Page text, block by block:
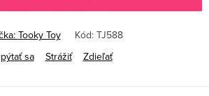
Tooky Toy Kód: TJ588
sa
Strážiť Zdieľať